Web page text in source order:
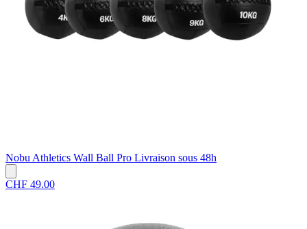
Nobu Athletics Wall Ball Pro Livraison sous 48h
CHF 49.00